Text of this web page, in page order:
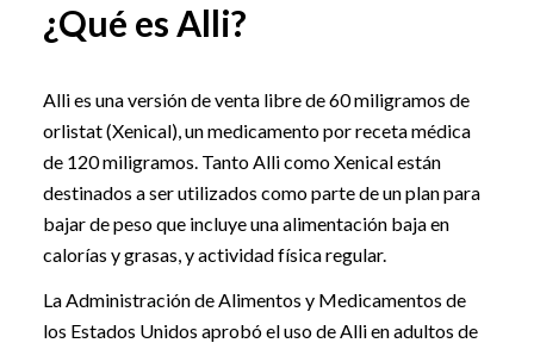
¿Qué es Alli?
Alli es una versión de venta libre de 60 miligramos de
orlistat (Xenical), un medicamento por receta médica
de 120 miligramos. Tanto Alli como Xenical están
destinados a ser utilizados como parte de un plan para
bajar de peso que incluye una alimentación baja en
calorías y grasas, y actividad física regular.
La Administración de Alimentos y Medicamentos de
los Estados Unidos aprobó el uso de Alli en adultos de